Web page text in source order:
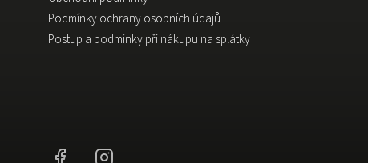
Podmínky ochrany osobních údajů
Postup a podmínky při nákupu na splátky
Facebook